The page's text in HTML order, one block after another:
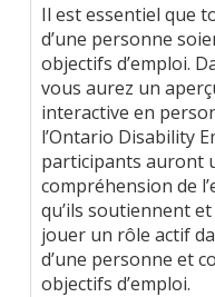
Il est essentiel que
d’une personne
objectifs d’emploi.
vous aurez un
interactive en
l’Ontario Disability
participants auront
compréhension de
qu’ils soutiennent
jouer un rôle actif
d’une personne et
objectifs d’emploi.